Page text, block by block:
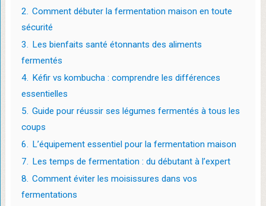
2. Comment débuter la fermentation maison en toute
sécurité
3. Les bienfaits santé étonnants des aliments
fermentés
4. Kéfir vs kombucha : comprendre les différences
essentielles
5. Guide pour réussir ses légumes fermentés à tous les
coups
6. L’équipement essentiel pour la fermentation maison
7. Les temps de fermentation : du débutant à l’expert
8. Comment éviter les moisissures dans vos
fermentations